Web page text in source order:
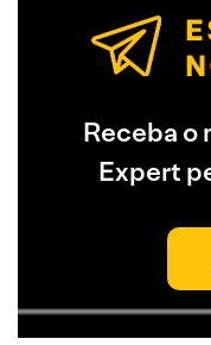
Receba o
Expert